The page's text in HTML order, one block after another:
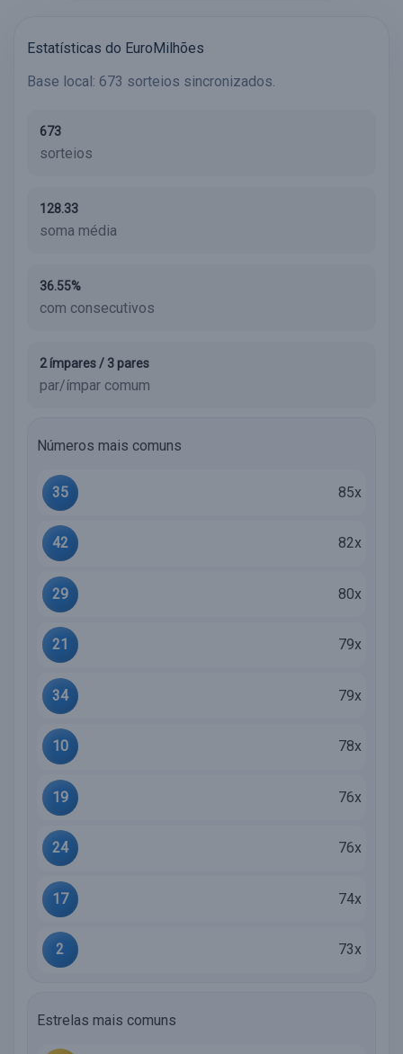
Estatísticas do EuroMilhões
Base local: 673 sorteios sincronizados.
673
sorteios
128.33
soma média
36.55%
com consecutivos
2 ímpares / 3 pares
par/ímpar comum
Números mais comuns
35 85x
42 82x
29 80x
21 79x
34 79x
10 78x
19 76x
24 76x
17 74x
2 73x
Estrelas mais comuns